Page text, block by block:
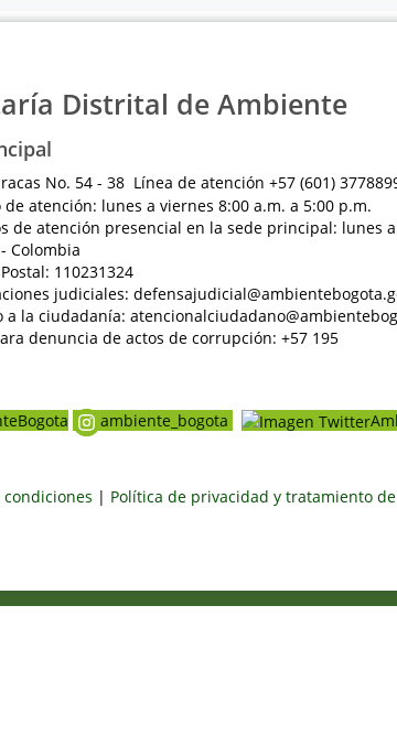
Distrital de Ambiente
No. 54 - 38 Línea de atención +57 (601)
de atención: lunes a viernes 8:00 a.m. a 5:00 p.m.
de atención presencial en la sede principal: lunes
Colombia
110231324
judiciales:
a la ciudadanía:
denuncia de actos de corrupción: +57 195
ambiente_bogota
| Política de privacidad y tratamiento